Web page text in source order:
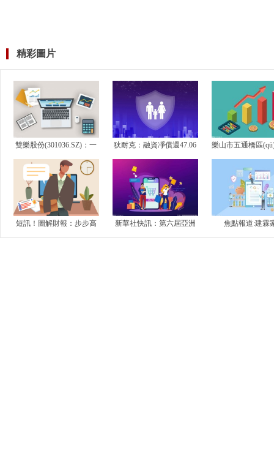
精彩圖片
雙樂股份(301036.SZ)：一
季度凈虧損536.24萬元
狄耐克：融資凈償還47.06
萬元，融資余額1.27億元_
消息
樂山市五通橋區
木材經(jīng)營部
商戶）成立 注冊
人民...
短訊！圖解財報：步步高
新華社快訊：第六屆亞洲
焦點報道:建霖